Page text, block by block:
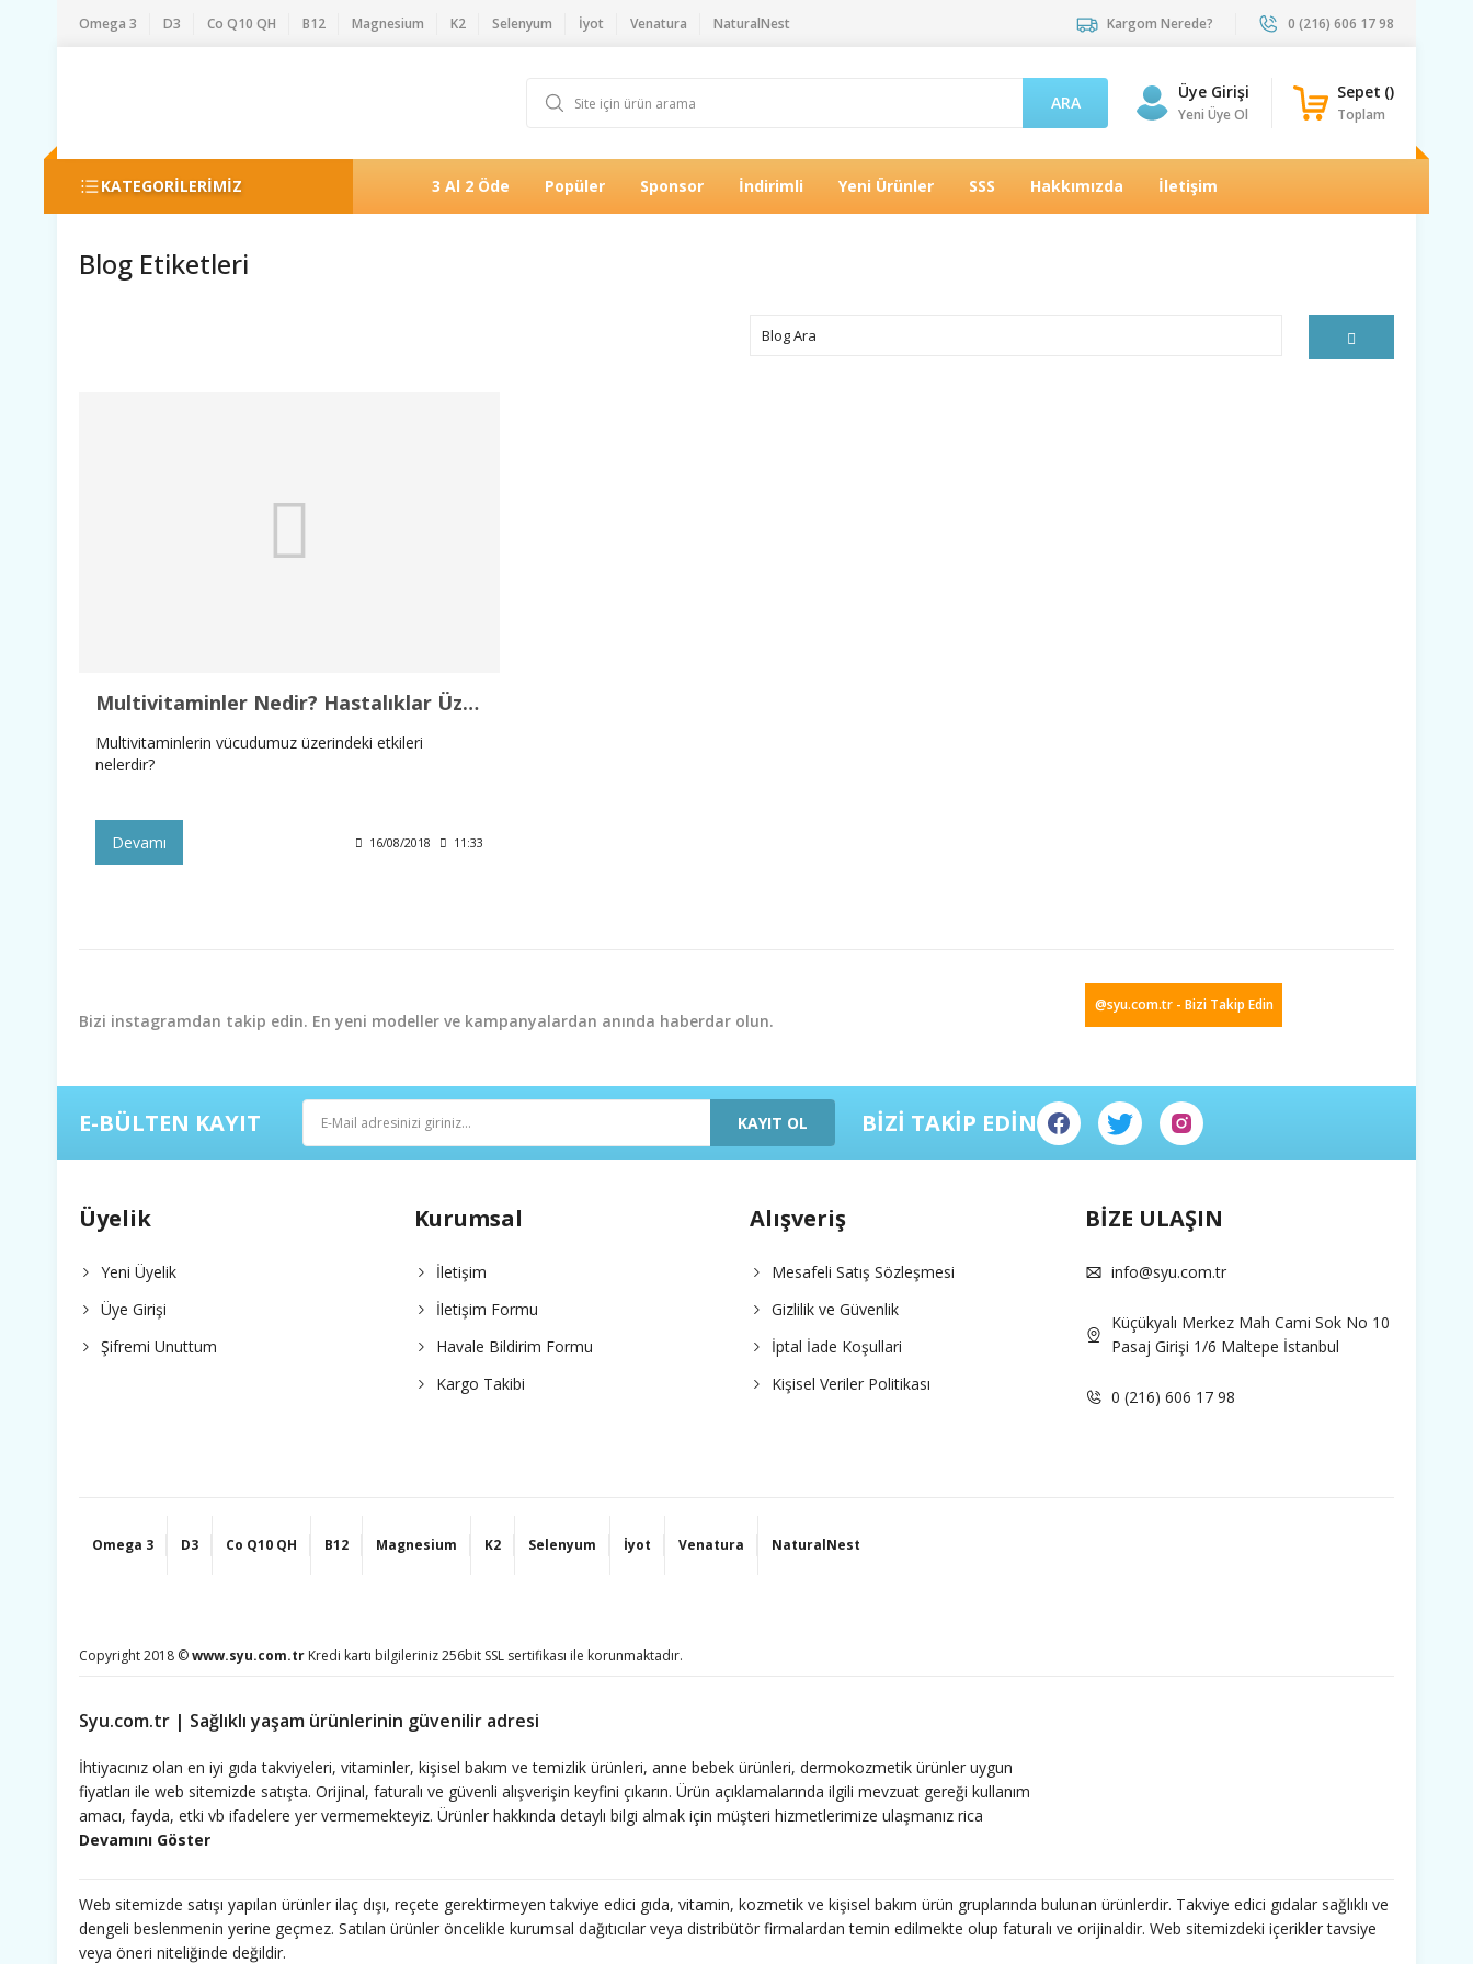
Omega 3 D3 Co Q10 QH B12 Magnesium K2 Selenyum İyot Venatura NaturalNest Kargom Nerede? 0 (216) 606 17 98
ARA
Üye Girişi
Yeni Üye Ol
Sepet ()
Toplam
KATEGORİLERİMİZ 3 Al 2 Öde Popüler Sponsor İndirimli Yeni Ürünler SSS Hakkımızda İletişim
Blog Etiketleri
Multivitaminler Nedir? Hastalıklar Üzerindeki Etkileri Nelerdir?
Multivitaminlerin vücudumuz üzerindeki etkileri
nelerdir?
Devamı 16/08/2018 11:33
Bizi instagramdan takip edin. En yeni modeller ve kampanyalardan anında haberdar olun.
@syu.com.tr - Bizi Takip Edin
E-BÜLTEN KAYIT KAYIT OL BİZİ TAKİP EDİN
Üyelik
Yeni Üyelik
Üye Girişi
Şifremi Unuttum
Kurumsal
İletişim
İletişim Formu
Havale Bildirim Formu
Kargo Takibi
Alışveriş
Mesafeli Satış Sözleşmesi
Gizlilik ve Güvenlik
İptal İade Koşullari
Kişisel Veriler Politikası
BİZE ULAŞIN
info@syu.com.tr
Küçükyalı Merkez Mah Cami Sok No 10
Pasaj Girişi 1/6 Maltepe İstanbul
0 (216) 606 17 98
Omega 3 D3 Co Q10 QH B12 Magnesium K2 Selenyum İyot Venatura NaturalNest
Copyright 2018 ©www.syu.com.tr Kredi kartı bilgileriniz 256bit SSL sertifikası ile korunmaktadır.
Syu.com.tr | Sağlıklı yaşam ürünlerinin güvenilir adresi
İhtiyacınız olan en iyi gıda takviyeleri, vitaminler, kişisel bakım ve temizlik ürünleri, anne bebek ürünleri, dermokozmetik ürünler uygun
fiyatları ile web sitemizde satışta. Orijinal, faturalı ve güvenli alışverişin keyfini çıkarın. Ürün açıklamalarında ilgili mevzuat gereği kullanım
amacı, fayda, etki vb ifadelere yer vermemekteyiz. Ürünler hakkında detaylı bilgi almak için müşteri hizmetlerimize ulaşmanız rica
olunur.htiyacınız olan en iyi gıda takviyeleri, vitaminler, kişisel bakım ve temizlik ürünleri, anne bebek ürünleri, dermokozmetik ürünler uygun
olunur.htiyacınız olan en iyi gıda takviyeleri, vitaminler, kişisel bakım ve temizlik ürünleri, anne bebek ürünleri, dermokozmetik ürünler uygun
fiyatları ile web sitemizde satışta. Orijinal, faturalı ve güvenli alışverişin keyfini çıkarın. Ürün açıklamalarında ilgili mevzuat gereği kullanım
Web sitemizde satışı yapılan ürünler ilaç dışı, reçete gerektirmeyen takviye edici gıda, vitamin, kozmetik ve kişisel bakım ürün gruplarında bulunan ürünlerdir. Takviye edici gıdalar sağlıklı ve
dengeli beslenmenin yerine geçmez. Satılan ürünler öncelikle kurumsal dağıtıcılar veya distribütör firmalardan temin edilmekte olup faturalı ve orijinaldir. Web sitemizdeki içerikler tavsiye
veya öneri niteliğinde değildir.